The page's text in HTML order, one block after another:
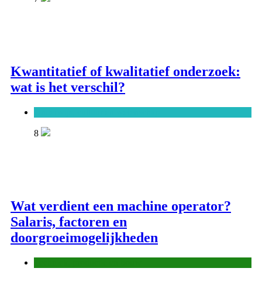
Kwantitatief of kwalitatief onderzoek:
wat is het verschil?
8
Wat verdient een machine operator?
Salaris, factoren en
doorgroeimogelijkheden